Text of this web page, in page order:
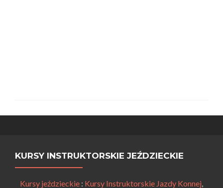
KURSY INSTRUKTORSKIE JEŹDZIECKIE
Kursy jeździeckie : Kursy Instruktorskie Jazdy Konnej,